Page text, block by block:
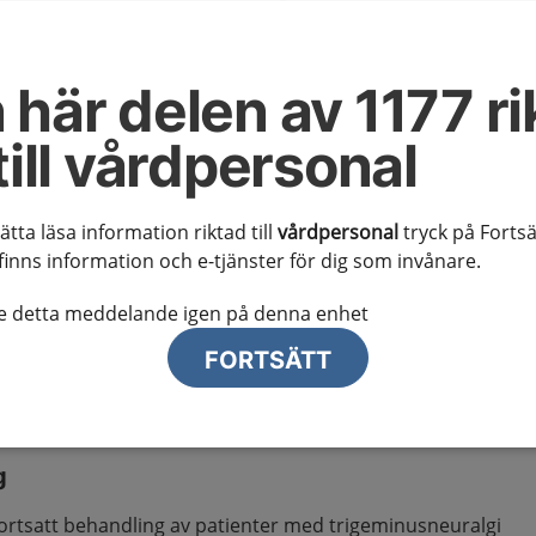
här delen av 1177
vårdpersonal
läsa information riktad till vårdpersonaltryck på
information och e-tjänster för dig som invånare.
detta meddelande igen på denna enhet
FORTSÄTT
och remissrutiner
utvärdering av behandling av patient med klassisk
med neurologkonsulten för diskussion
patient med recidiv av trigeminusneuralgi
se nedan. Ny kontakt med neurolog vid behov.
behandling av patienter med trigeminusneuralgi